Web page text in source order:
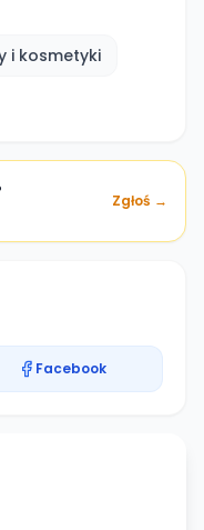
i kosmetyki
Zgłoś →
Facebook